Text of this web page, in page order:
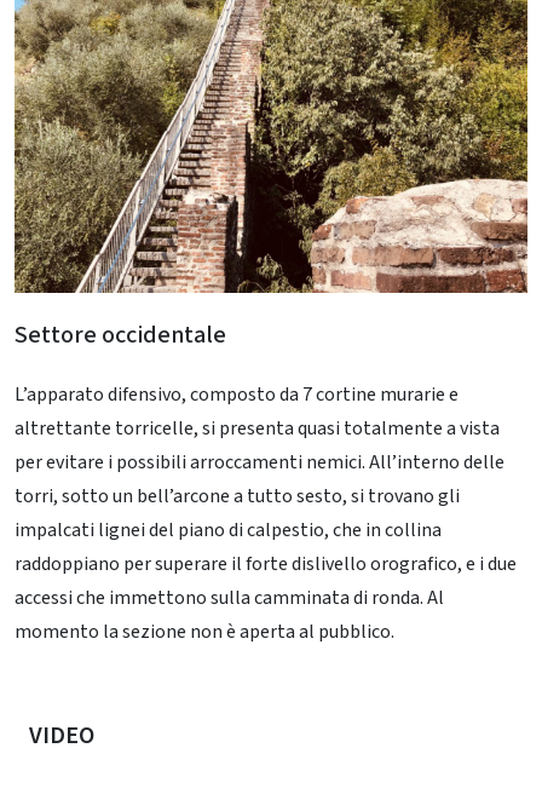
Settore occidentale
L’apparato difensivo, composto da 7 cortine murarie e
altrettante torricelle, si presenta quasi totalmente a vista
per evitare i possibili arroccamenti nemici. All’interno delle
torri, sotto un bell’arcone a tutto sesto, si trovano gli
impalcati lignei del piano di calpestio, che in collina
raddoppiano per superare il forte dislivello orografico, e i due
accessi che immettono sulla camminata di ronda. Al
momento la sezione non è aperta al pubblico.
VIDEO